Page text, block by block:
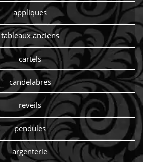
appliques
tableaux anciens
cartels
candelabres
reveils
pendules
argenterie